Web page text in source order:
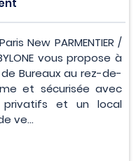
New PARMENTIER /
vous propose à
Bureaux au rez-de-
et sécurisée avec
privatifs et un local
ve...